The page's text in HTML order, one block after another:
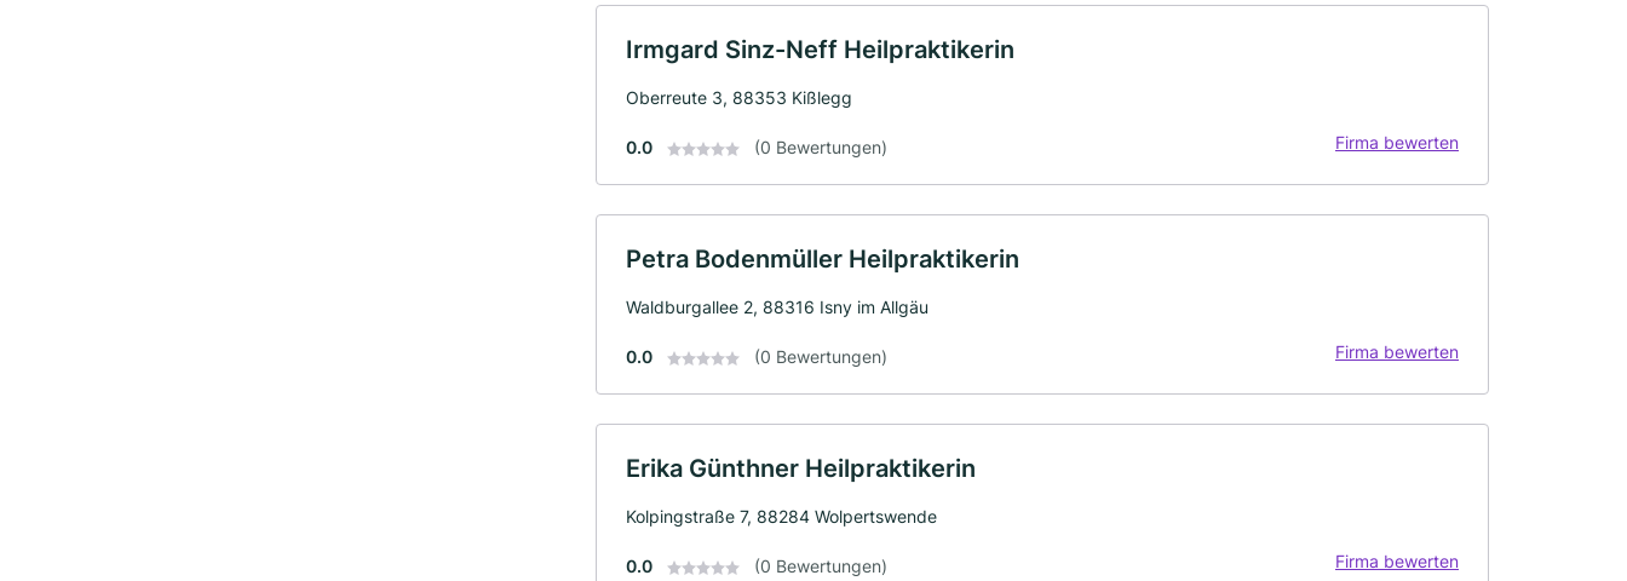
Irmgard Sinz-Neff Heilpraktikerin
Oberreute 3, 88353 Kißlegg
0.0 (0 Bewertungen) Firma bewerten
Petra Bodenmüller Heilpraktikerin
Waldburgallee 2, 88316 Isny im Allgäu
0.0 (0 Bewertungen) Firma bewerten
Erika Günthner Heilpraktikerin
Kolpingstraße 7, 88284 Wolpertswende
0.0 (0 Bewertungen) Firma bewerten